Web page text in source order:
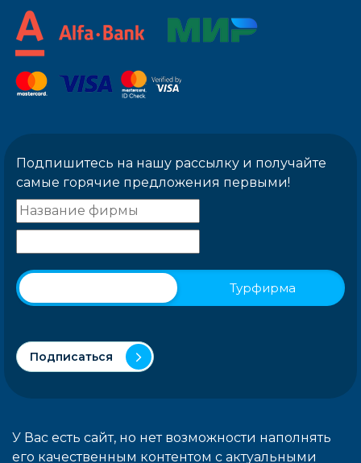
Подпишитесь на нашу рассылку и получайте
самые горячие предложения первыми!
Турфирма
Подписаться
У Вас есть сайт, но нет возможности наполнять
его качественным контентом с актуальными